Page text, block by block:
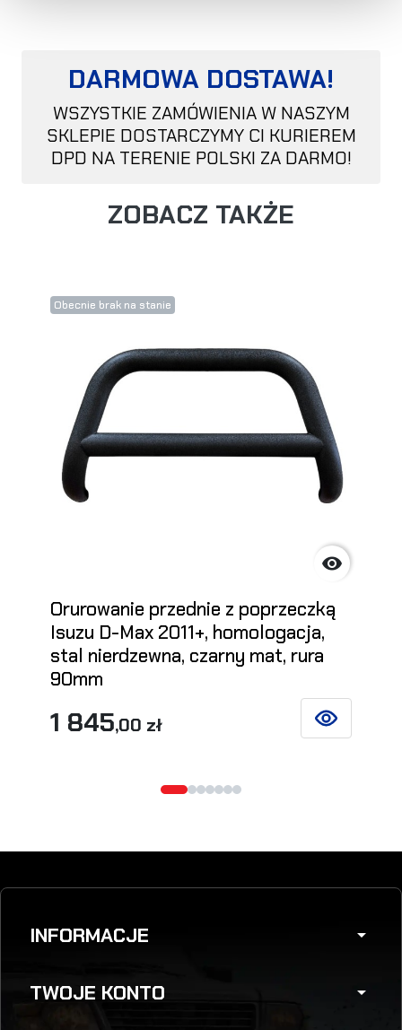
DARMOWA DOSTAWA!
WSZYSTKIE ZAMÓWIENIA W NASZYM
SKLEPIE DOSTARCZYMY CI KURIEREM
DPD NA TERENIE POLSKI ZA DARMO!
ZOBACZ TAKŻE
Obecnie brak na stanie

Orurowanie przednie z poprzeczką
Isuzu D-Max 2011+, homologacja,
stal nierdzewna, czarny mat, rura
90mm
1 845,00 zł ZOBACZ
INFORMACJE arrow_drop_down
TWOJE KONTO arrow_drop_down